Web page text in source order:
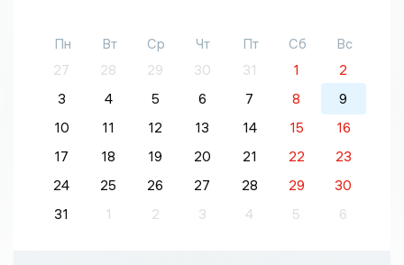
Пн Вт Ср Чт Пт Сб
Вс
27
28 29 30 31 1
2
3
4 5 6 7 8
9
10
11 12 13 14 15
16
17
18 19 20 21 22
23
24
25 26 27 28 29
30
31
1 2 3 4 5 6